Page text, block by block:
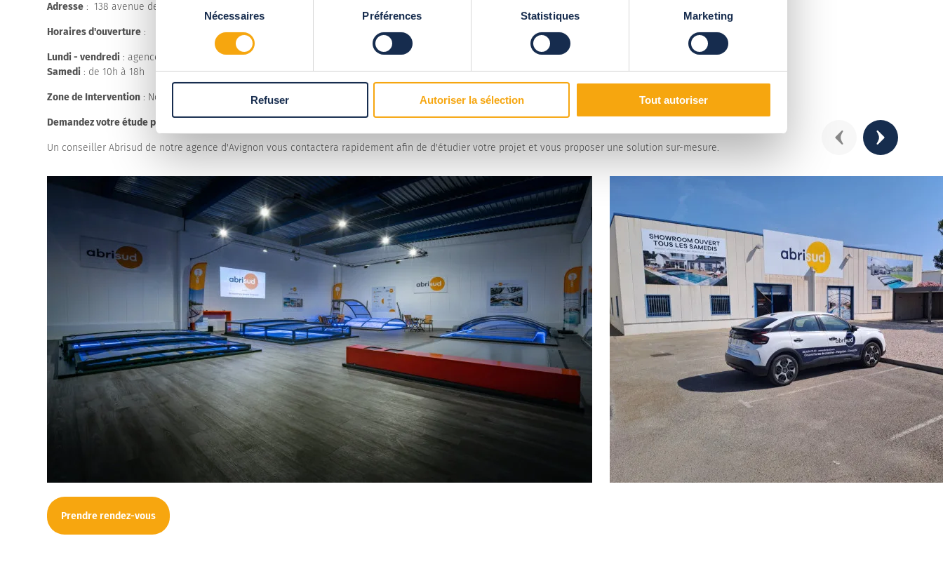
consentement
Nécessaires Préférences Statistiques Marketing
Refuser Autoriser la sélection Tout autoriser
Adresse : 138 avenue de la Moineaudière - 84320 Entraigues-sur-la-Sorgue (à 24 minutes d'Avignon centre)
Horaires d'ouverture :
Lundi - vendredi : agence ouverte sur rendez-vous
Samedi : de 10h à 18h
Zone de Intervention : Nous intervenons dans le Vaucluse, les Bouches-du-rhône, le Gard.
Demandez votre étude personnalisée gratuite !
Un conseiller Abrisud de notre agence d'Avignon vous contactera rapidement afin de d'étudier votre projet et vous proposer une solution sur-mesure. PrécédentSuivant
Prendre rendez-vous